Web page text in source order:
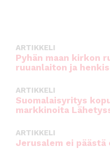
ARTIKKELI
Pyhän maan kirkon
ruuanlaiton ja
ARTIKKELI
Suomalaisyritys
markkinoita
ARTIKKELI
Jerusalem ei päästä